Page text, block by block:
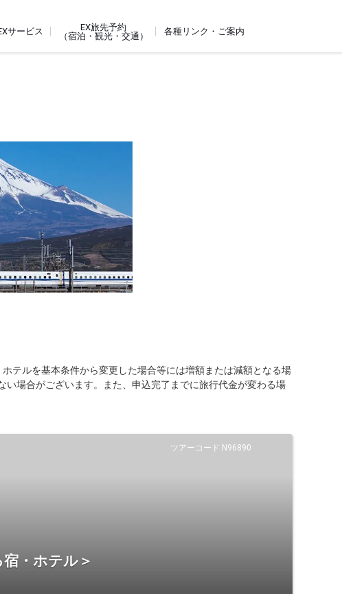
サービス
EX旅先予約
（宿泊・観光・交通）
各種リンク・ご案内
テルを基本条件から変更した場合等には増額または減額となる場
場合がございます。また、申込完了までに旅行代金が変わる場
ツアーコード N96890
・ホテル＞